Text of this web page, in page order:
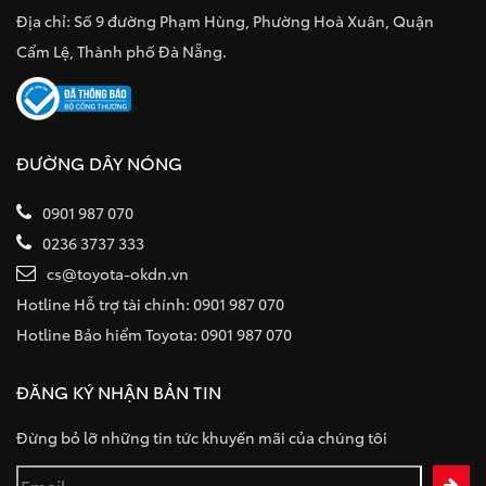
Địa chỉ: Số 9 đường Phạm Hùng, Phường Hoà Xuân, Quận
Cẩm Lệ, Thành phố Đà Nẵng.
ĐƯỜNG DÂY NÓNG
0901 987 070
0236 3737 333
cs@toyota-okdn.vn
Hotline Hỗ trợ tài chính: 0901 987 070
Hotline Bảo hiểm Toyota: 0901 987 070
ĐĂNG KÝ NHẬN BẢN TIN
Đừng bỏ lỡ những tin tức khuyến mãi của chúng tôi